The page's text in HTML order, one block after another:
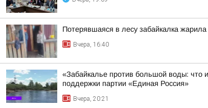
Потерявшаяся в лесу забайкалка
Вчера, 16:40
«Забайкалье против большой воды: что
поддержки партии «Единая Россия»
Вчера, 20:21